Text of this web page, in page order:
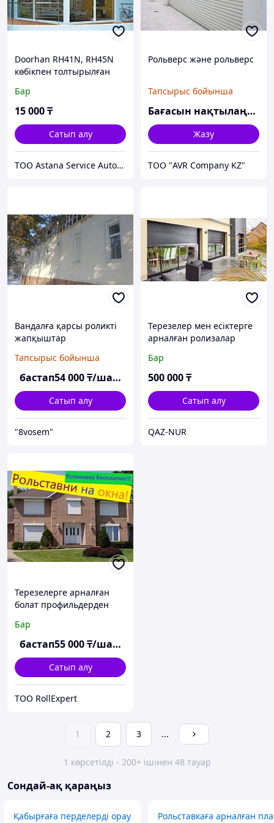
Doorhan RH41N, RH45N
көбікпен толтырылған
терезе рольставкалары
Бар
15 000₸
Сатып алу
ТОО Astana Service Automatic
Рольверс және рольверс
Тапсырыс бойынша
Бағасын нақтылаңыз
Жазу
ТОО "AVR Company KZ"
Вандалға қарсы роликті
жапқыштар
Тапсырыс бойынша
бастап54 000₸/шаршы м
Сатып алу
"8vosem"
Терезелер мен есіктерге
арналған ролизалар
Бар
500 000₸
Сатып алу
QAZ-NUR
Терезелерге арналған
болат профильдерден
жапқыштар
Бар
бастап55 000₸/шаршы м
Сатып алу
ТОО RollExpert
1 2 3 ...
1 көрсетілді - 200+ ішінен 48 тауар
Сондай-ақ қараңыз
Қабырғаға перделерді орау Рольставкаға арналған